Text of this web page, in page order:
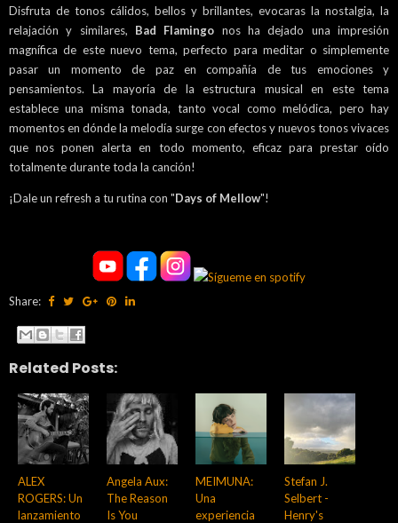
Disfruta de tonos cálidos, bellos y brillantes, evocaras la nostalgia, la
relajación y similares, Bad Flamingo nos ha dejado una impresión
magnífica de este nuevo tema, perfecto para meditar o simplemente
pasar un momento de paz en compañía de tus emociones y
pensamientos. La mayoría de la estructura musical en este tema
establece una misma tonada, tanto vocal como melódica, pero hay
momentos en dónde la melodía surge con efectos y nuevos tonos vivaces
que nos ponen alerta en todo momento, eficaz para prestar oído
totalmente durante toda la canción!
¡Dale un refresh a tu rutina con "Days of Mellow"!
Share:
Related Posts:
ALEX
ROGERS: Un
lanzamiento
Angela Aux:
The Reason
Is You
MEIMUNA:
Una
experiencia
Stefan J.
Selbert -
Henry's